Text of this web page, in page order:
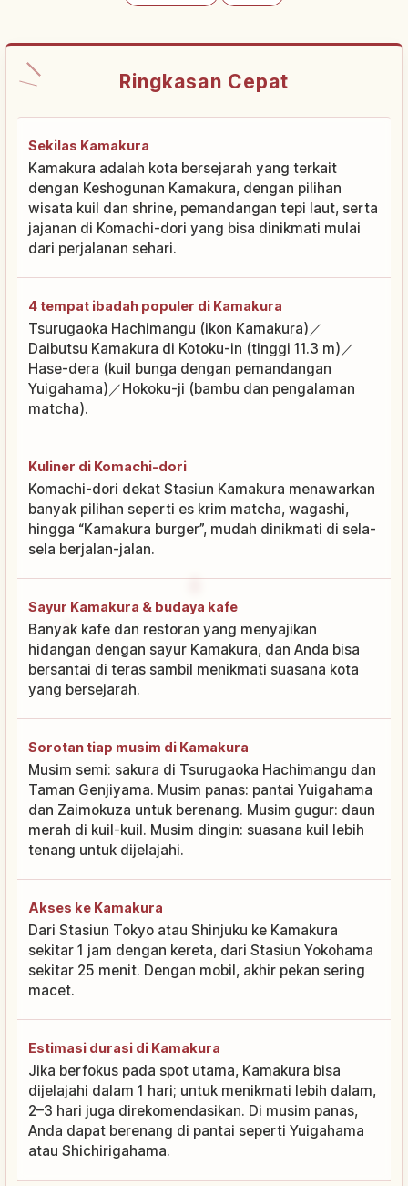
Ringkasan Cepat
Sekilas Kamakura
Kamakura adalah kota bersejarah yang terkait
dengan Keshogunan Kamakura, dengan pilihan
wisata kuil dan shrine, pemandangan tepi laut, serta
jajanan di Komachi-dori yang bisa dinikmati mulai
dari perjalanan sehari.
4 tempat ibadah populer di Kamakura
Tsurugaoka Hachimangu (ikon Kamakura)／
Daibutsu Kamakura di Kotoku-in (tinggi 11.3 m)／
Hase-dera (kuil bunga dengan pemandangan
Yuigahama)／Hokoku-ji (bambu dan pengalaman
matcha).
Kuliner di Komachi-dori
Komachi-dori dekat Stasiun Kamakura menawarkan
banyak pilihan seperti es krim matcha, wagashi,
hingga “Kamakura burger”, mudah dinikmati di sela-
sela berjalan-jalan.
Sayur Kamakura & budaya kafe
Banyak kafe dan restoran yang menyajikan
hidangan dengan sayur Kamakura, dan Anda bisa
bersantai di teras sambil menikmati suasana kota
yang bersejarah.
Sorotan tiap musim di Kamakura
Musim semi: sakura di Tsurugaoka Hachimangu dan
Taman Genjiyama. Musim panas: pantai Yuigahama
dan Zaimokuza untuk berenang. Musim gugur: daun
merah di kuil-kuil. Musim dingin: suasana kuil lebih
tenang untuk dijelajahi.
Akses ke Kamakura
Dari Stasiun Tokyo atau Shinjuku ke Kamakura
sekitar 1 jam dengan kereta, dari Stasiun Yokohama
sekitar 25 menit. Dengan mobil, akhir pekan sering
macet.
Estimasi durasi di Kamakura
Jika berfokus pada spot utama, Kamakura bisa
dijelajahi dalam 1 hari; untuk menikmati lebih dalam,
2–3 hari juga direkomendasikan. Di musim panas,
Anda dapat berenang di pantai seperti Yuigahama
atau Shichirigahama.